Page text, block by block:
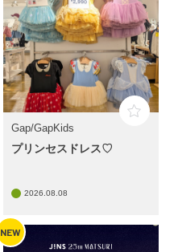
Gap/GapKids
プリンセスドレス♡
2026.08.08
NEW